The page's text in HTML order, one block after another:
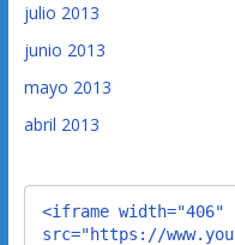
julio 2013
junio 2013
mayo 2013
abril 2013
<iframe width="406"
src="https://